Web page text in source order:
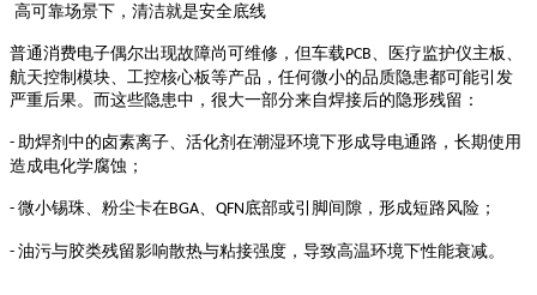
高可靠场景下，清洁就是安全底线
普通消费电子偶尔出现故障尚可维修，但车载PCB 、医疗监护仪主板、
航天控制模块、工控核心板等产品，任何微小的品质隐患都可能引发
严重后果。而这些隐患中，很大一部分来自焊接后的隐形残留：
- 助焊剂中的卤素离子、活化剂在潮湿环境下形成导电通路，长期使用
造成电化学腐蚀；
- 微小锡珠、粉尘卡在BGA QFN 底部或引脚间隙，形成短路风险；
- 油污与胶类残留影响散热与粘接强度，导致高温环境下性能衰减。